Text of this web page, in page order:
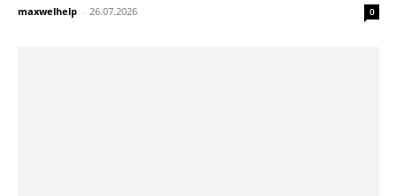
maxwelhelp - 26.07.2026 0